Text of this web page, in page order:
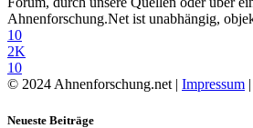
Ahnenforschung.Net ist unabhängig,
10
2K
10
© 2024 Ahnenforschung.net | Impressum |
Neueste Beiträge